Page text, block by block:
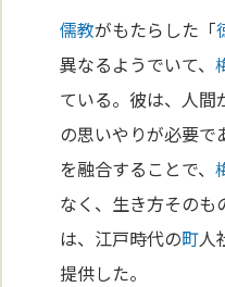
儒教がもたらした「
異なるようでいて、
ている。彼は、人間
の思いやりが必要で
を融合することで、
なく、生き方そのも
は、江戸時代の町人
提供した。